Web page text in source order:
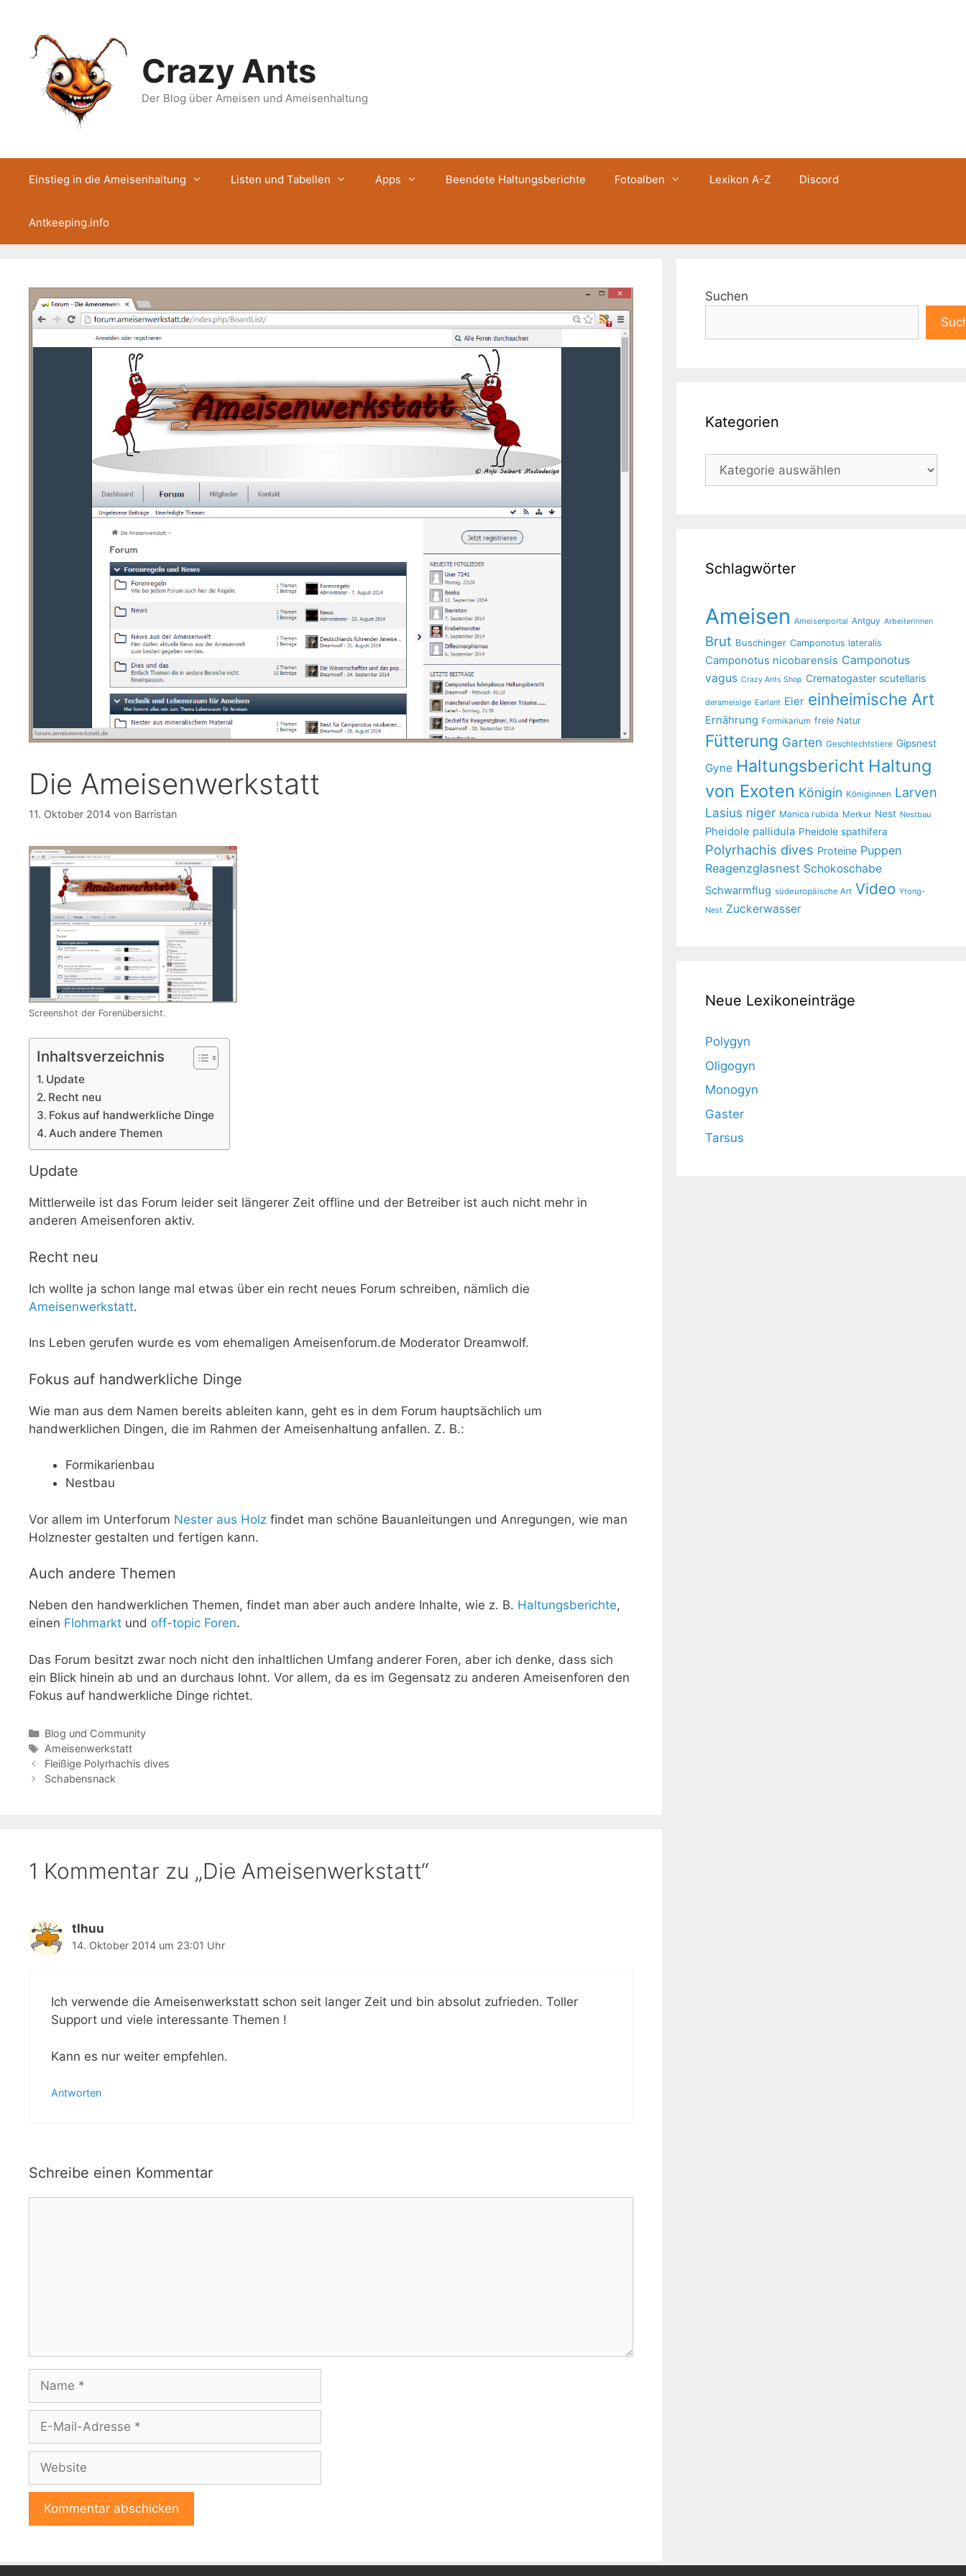
springen
Crazy Ants
Der Blog über Ameisen und Ameisenhaltung
Einstieg in die Ameisenhaltung Listen und Tabellen Apps Beendete Haltungsberichte Fotoalben Lexikon A-Z Discord
Antkeeping.info
Die Ameisenwerkstatt
11. Oktober 2014 von Barristan
Screenshot der Forenübersicht.
Inhaltsverzeichnis
Update
Recht neu
Fokus auf handwerkliche Dinge
Auch andere Themen
Update
Mittlerweile ist das Forum leider seit längerer Zeit offline und der Betreiber ist auch nicht mehr in
anderen Ameisenforen aktiv.
Recht neu
Ich wollte ja schon lange mal etwas über ein recht neues Forum schreiben, nämlich die
Ameisenwerkstatt.
Ins Leben gerufen wurde es vom ehemaligen Ameisenforum.de Moderator Dreamwolf.
Fokus auf handwerkliche Dinge
Wie man aus dem Namen bereits ableiten kann, geht es in dem Forum hauptsächlich um
handwerklichen Dingen, die im Rahmen der Ameisenhaltung anfallen. Z. B.:
Formikarienbau
Nestbau
Vor allem im Unterforum Nester aus Holz findet man schöne Bauanleitungen und Anregungen, wie man
Holznester gestalten und fertigen kann.
Auch andere Themen
Neben den handwerklichen Themen, findet man aber auch andere Inhalte, wie z. B. Haltungsberichte,
einen Flohmarkt und off-topic Foren.
Das Forum besitzt zwar noch nicht den inhaltlichen Umfang anderer Foren, aber ich denke, dass sich
ein Blick hinein ab und an durchaus lohnt. Vor allem, da es im Gegensatz zu anderen Ameisenforen den
Fokus auf handwerkliche Dinge richtet.
Kategorien
Blog und Community
Schlagwörter
Ameisenwerkstatt
Fleißige Polyrhachis dives
Schabensnack
1 Kommentar zu „Die Ameisenwerkstatt“
tlhuu
14. Oktober 2014 um 23:01 Uhr
Ich verwende die Ameisenwerkstatt schon seit langer Zeit und bin absolut zufrieden. Toller
Support und viele interessante Themen !
Kann es nur weiter empfehlen.
Antworten
Schreibe einen Kommentar
Mail-
Adresse
Suchen
Kategorien
Kategorien
Schlagwörter
Ameisen Ameisenportal Antguy Arbeiterinnen
Brut Buschinger Camponotus lateralis
Camponotus nicobarensis Camponotus
vagus Crazy Ants Shop Crematogaster scutellaris
derameisige Earlant Eier einheimische Art
Ernährung Formikarium freie Natur
Fütterung Garten Geschlechtstiere Gipsnest
Gyne Haltungsbericht Haltung
von Exoten Königin Königinnen Larven
Lasius niger Manica rubida Merkur Nest Nestbau
Pheidole pallidula Pheidole spathifera
Polyrhachis dives Proteine Puppen
Reagenzglasnest Schokoschabe
Schwarmflug südeuropäische Art Video Ytong-
Nest Zuckerwasser
Neue Lexikoneinträge
Polygyn
Oligogyn
Monogyn
Gaster
Tarsus